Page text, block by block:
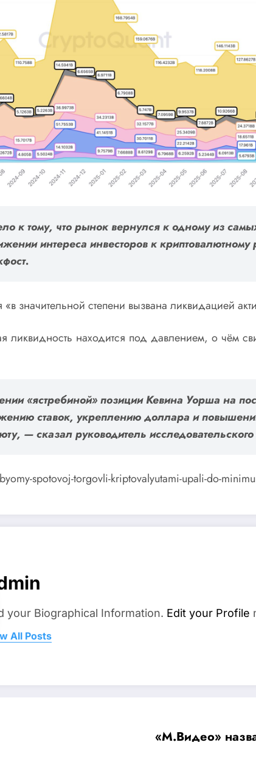
к тому, что рынок вернулся к одному из
интереса инвесторов к
значительной степени вызвана ликвидацией
находится под давлением, о чём
«ястребиной» позиции Кевина Уорша на
ставок, укреплению доллара и
— сказал руководитель
spotovoj-torgovli-kriptovalyutami-upali-do-
your Biographical Information. Edit your Profile
All Posts
«М.Видео»